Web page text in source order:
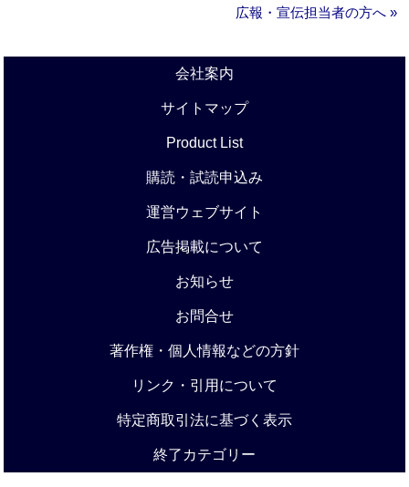
広報・宣伝担当者の方へ »
会社案内
サイトマップ
Product List
購読・試読申込み
運営ウェブサイト
広告掲載について
お知らせ
お問合せ
著作権・個人情報などの方針
リンク・引用について
特定商取引法に基づく表示
終了カテゴリー